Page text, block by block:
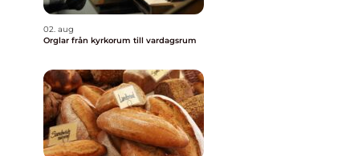
02. aug
Orglar från kyrkorum till vardagsrum